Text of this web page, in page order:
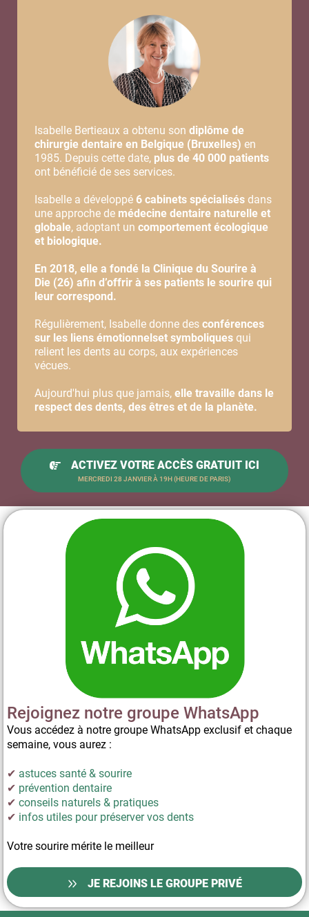
Isabelle Bertieaux a obtenu son diplôme de
chirurgie dentaire en Belgique (Bruxelles) en
1985. Depuis cette date, plus de 40 000 patients
ont bénéficié de ses services.
Isabelle a développé 6 cabinets spécialisés dans
une approche de médecine dentaire naturelle et
globale, adoptant un comportement écologique
et biologique.
En 2018, elle a fondé la Clinique du Sourire à
Die (26) afin d’offrir à ses patients le sourire qui
leur correspond.
Régulièrement, Isabelle donne des conférences
sur les liens émotionnelset symboliques qui
relient les dents au corps, aux expériences
vécues.
Aujourd'hui plus que jamais, elle travaille dans le
respect des dents, des êtres et de la planète.
ACTIVEZ VOTRE ACCÈS GRATUIT ICI
MERCREDI 28 JANVIER À 19H (HEURE DE PARIS)
Rejoignez notre groupe WhatsApp
Vous accédez à notre groupe WhatsApp exclusif et chaque
semaine, vous aurez :
✔ astuces santé & sourire
✔ prévention dentaire
✔ conseils naturels & pratiques
✔ infos utiles pour préserver vos dents
Votre sourire mérite le meilleur
JE REJOINS LE GROUPE PRIVÉ